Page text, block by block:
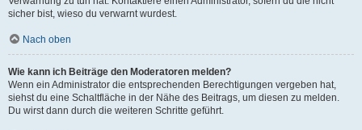
sicher bist, wieso du verwarnt wurdest.
Nach oben
Wie kann ich Beiträge den Moderatoren melden?
Wenn ein Administrator die entsprechenden Berechtigungen vergeben hat,
siehst du eine Schaltfläche in der Nähe des Beitrags, um diesen zu melden.
Du wirst dann durch die weiteren Schritte geführt.